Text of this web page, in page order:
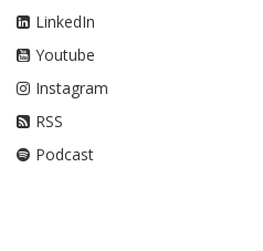
LinkedIn
Youtube
Instagram
RSS
Podcast